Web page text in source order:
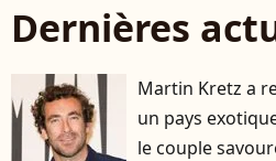
Dernières
Martin Kretz a
un pays
le couple